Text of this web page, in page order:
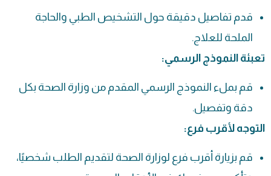
قدم تفاصيل دقيقة حول التشخيص الطبي والحاجة
الملحة للعلاج.
تعبئة النموذج الرسمي:
قم بملء النموذج الرسمي المقدم من وزارة الصحة بكل
دقة وتفصيل.
التوجه لأقرب فرع:
قم بزيارة أقرب فرع لوزارة الصحة لتقديم الطلب شخصيًا،